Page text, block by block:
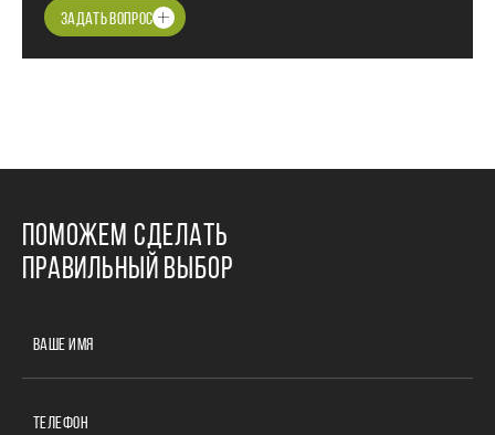
ЗАДАТЬ ВОПРОС
ПОМОЖЕМ СДЕЛАТЬ
ПРАВИЛЬНЫЙ ВЫБОР
ВАШЕ ИМЯ
ТЕЛЕФОН